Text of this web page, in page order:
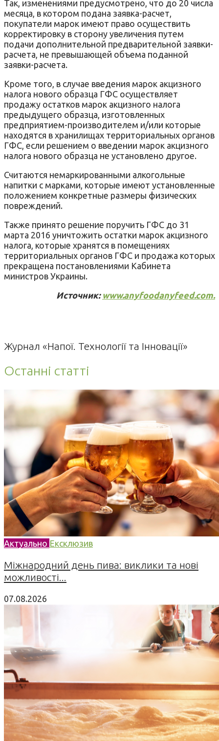
Так, изменениями предусмотрено, что до 20 числа
месяца, в котором подана заявка-расчет,
покупатели марок имеют право осуществить
корректировку в сторону увеличения путем
подачи дополнительной предварительной заявки-
расчета, не превышающей объема поданной
заявки-расчета.
Кроме того, в случае введения марок акцизного
налога нового образца ГФС осуществляет
продажу остатков марок акцизного налога
предыдущего образца, изготовленных
предприятием-производителем и/или которые
находятся в хранилищах территориальных органов
ГФС, если решением о введении марок акцизного
налога нового образца не установлено другое.
Считаются немаркированными алкогольные
напитки с марками, которые имеют установленные
положением конкретные размеры физических
повреждений.
Также принято решение поручить ГФС до 31
марта 2016 уничтожить остатки марок акцизного
налога, которые хранятся в помещениях
территориальных органов ГФС и продажа которых
прекращена постановлениями Кабинета
министров Украины.
Источник: www.anyfoodanyfeed.com.
Журнал «Напої. Технології та Інновації»
Останні статті
Актуально Ексклюзив
Міжнародний день пива: виклики та нові
можливості...
07.08.2026